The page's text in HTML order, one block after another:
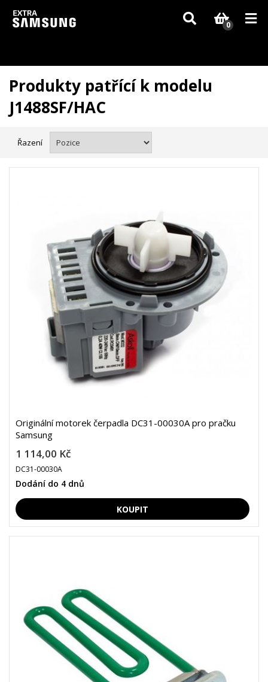
Vzhledem k aktuální situaci se může dodání dílů, které nejsou skladem,
zpozdit. Děkujeme za pochopení.
0
Produkty patřící k modelu
J1488SF/HAC
Řazení
Originální motorek čerpadla DC31-00030A pro pračku
Samsung
1 114,00 Kč
DC31-00030A
Dodání do 4 dnů